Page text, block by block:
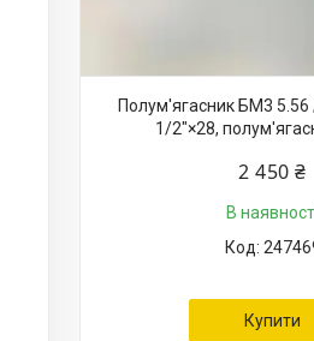
Полум'ягасник БМ3 5.56
1/2"×28,
2 450 ₴
В
Купити